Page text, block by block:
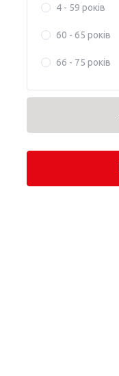
4 - 59 років
60 - 65 років
66 - 75 років